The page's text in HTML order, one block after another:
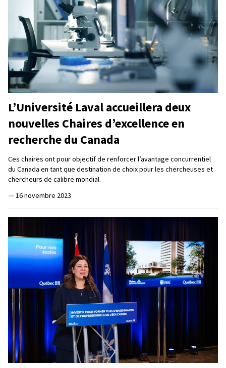
L’Université Laval accueillera deux
nouvelles Chaires d’excellence en
recherche du Canada
Ces chaires ont pour objectif de renforcer l’avantage concurrentiel
du Canada en tant que destination de choix pour les chercheuses et
chercheurs de calibre mondial.
— 16 novembre 2023